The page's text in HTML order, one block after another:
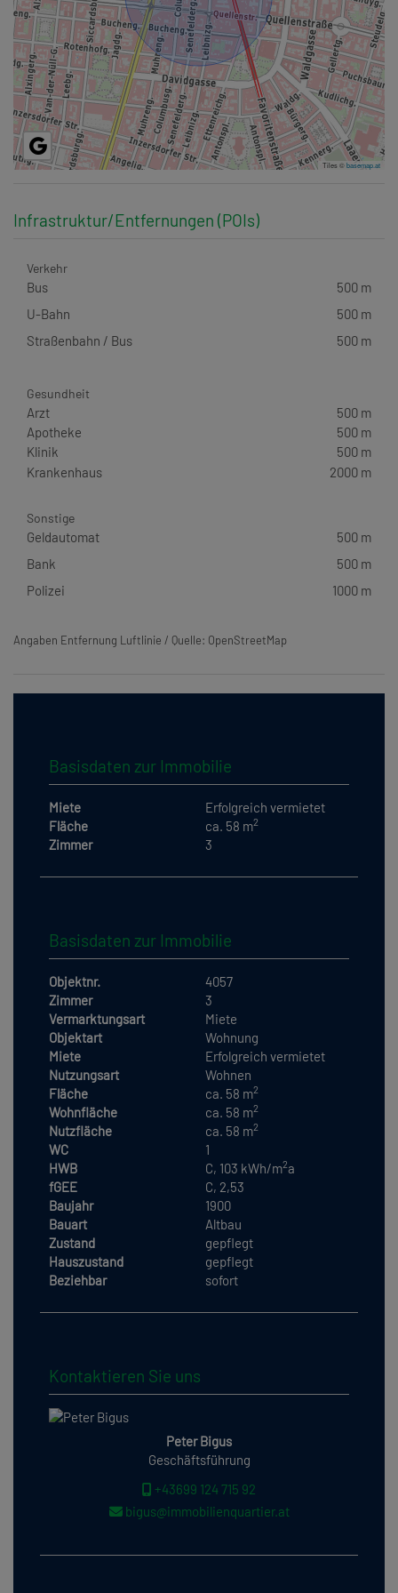
Tiles ©basemap.at
Infrastruktur/Entfernungen (POIs)
Verkehr
Bus
500 m
U-Bahn
500 m
Straßenbahn / Bus
500 m
Gesundheit
Arzt
500 m
Apotheke
500 m
Klinik
500 m
Krankenhaus
2000 m
Sonstige
Geldautomat
500 m
Bank
500 m
Polizei
1000 m
Angaben Entfernung Luftlinie / Quelle: OpenStreetMap
Basisdaten zur Immobilie
Miete
Erfolgreich vermietet
Fläche
ca. 58 m2
Zimmer 3
Basisdaten zur Immobilie
Objektnr.
4057
Zimmer
3
Vermarktungsart
Miete
Objektart
Wohnung
Miete
Erfolgreich vermietet
Nutzungsart
Wohnen
Fläche
ca. 58 m2
Wohnfläche ca. 58 m2
Nutzfläche ca. 58 m2
WC
1
HWB
C, 103 kWh/m2a
fGEE
C, 2,53
Baujahr
1900
Bauart
Altbau
Zustand
gepflegt
Hauszustand
gepflegt
Beziehbar
sofort
Kontaktieren Sie uns
Peter Bigus
Geschäftsführung
+43699 124 715 92
bigus@immobilienquartier.at